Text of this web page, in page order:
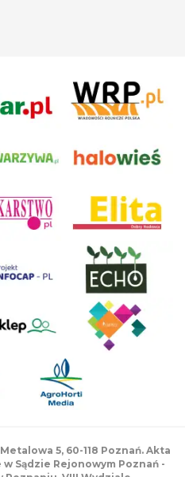
5, 60-118 Poznań. Akta
Sądzie Rejonowym Poznań -